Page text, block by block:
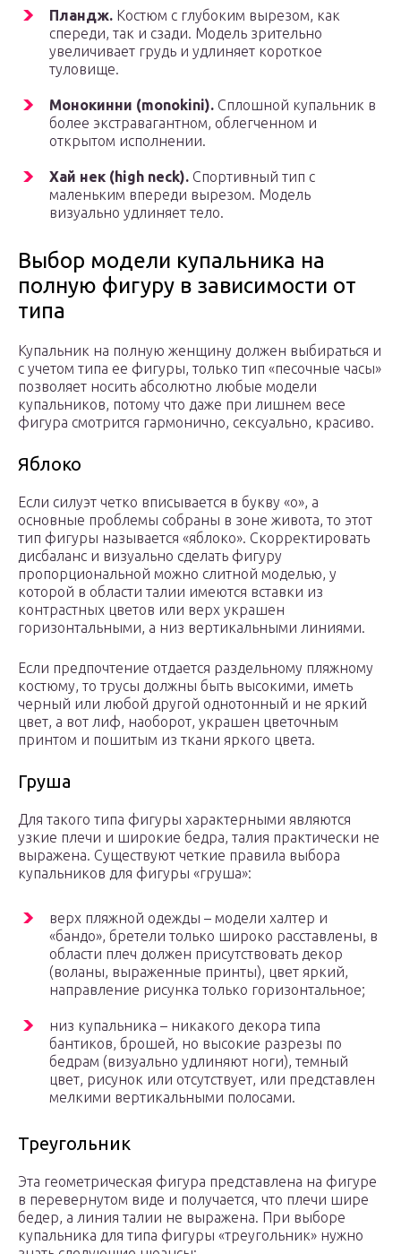
Пландж. Костюм с глубоким вырезом, как
спереди, так и сзади. Модель зрительно
увеличивает грудь и удлиняет короткое
туловище.
Монокинни (monokini). Сплошной купальник в
более экстравагантном, облегченном и
открытом исполнении.
Хай нек (high neck). Спортивный тип с
маленьким впереди вырезом. Модель
визуально удлиняет тело.
Выбор модели купальника на
полную фигуру в зависимости от
типа
Купальник на полную женщину должен выбираться и
с учетом типа ее фигуры, только тип «песочные часы»
позволяет носить абсолютно любые модели
купальников, потому что даже при лишнем весе
фигура смотрится гармонично, сексуально, красиво.
Яблоко
Если силуэт четко вписывается в букву «о», а
основные проблемы собраны в зоне живота, то этот
тип фигуры называется «яблоко». Скорректировать
дисбаланс и визуально сделать фигуру
пропорциональной можно слитной моделью, у
которой в области талии имеются вставки из
контрастных цветов или верх украшен
горизонтальными, а низ вертикальными линиями.
Если предпочтение отдается раздельному пляжному
костюму, то трусы должны быть высокими, иметь
черный или любой другой однотонный и не яркий
цвет, а вот лиф, наоборот, украшен цветочным
принтом и пошитым из ткани яркого цвета.
Груша
Для такого типа фигуры характерными являются
узкие плечи и широкие бедра, талия практически не
выражена. Существуют четкие правила выбора
купальников для фигуры «груша»:
верх пляжной одежды – модели халтер и
«бандо», бретели только широко расставлены, в
области плеч должен присутствовать декор
(воланы, выраженные принты), цвет яркий,
направление рисунка только горизонтальное;
низ купальника – никакого декора типа
бантиков, брошей, но высокие разрезы по
бедрам (визуально удлиняют ноги), темный
цвет, рисунок или отсутствует, или представлен
мелкими вертикальными полосами.
Треугольник
Эта геометрическая фигура представлена на фигуре
в перевернутом виде и получается, что плечи шире
бедер, а линия талии не выражена. При выборе
купальника для типа фигуры «треугольник» нужно